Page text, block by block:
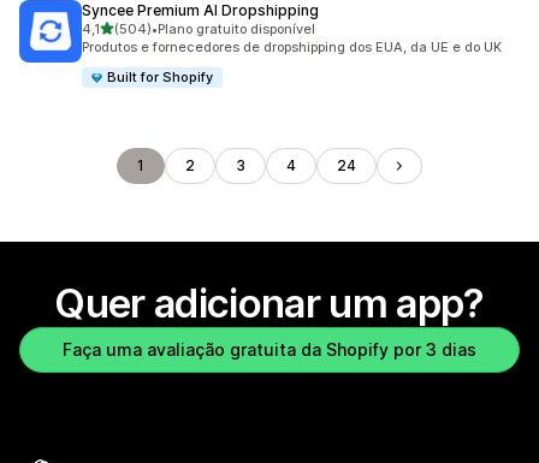
Syncee Premium AI Dropshipping
4,1de 5 estrelas
(504)
504 avaliações ao todo
•Plano gratuito disponível
Produtos e fornecedores de dropshipping dos EUA, da UE e do UK
Built for Shopify
1 2 3 4 24
Quer adicionar um app?
Faça uma avaliação gratuita da Shopify por 3 dias